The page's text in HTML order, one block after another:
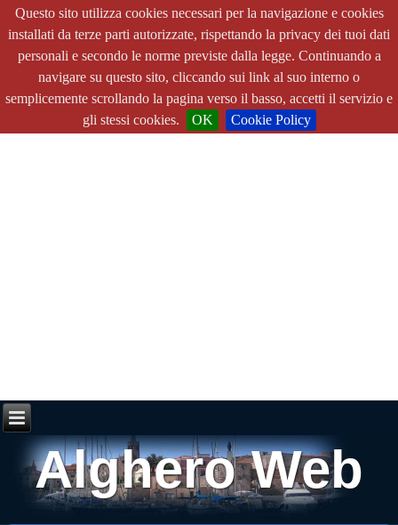
Questo sito utilizza cookies necessari per la navigazione e cookies
installati da terze parti autorizzate, rispettando la privacy dei tuoi dati
personali e secondo le norme previste dalla legge. Continuando a
navigare su questo sito, cliccando sui link al suo interno o
semplicemente scrollando la pagina verso il basso, accetti il servizio e
gli stessi cookies.
OK Cookie Policy
Alghero Web